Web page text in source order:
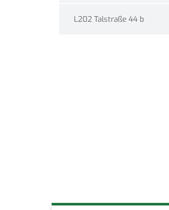
L202 Talstraße 44 b